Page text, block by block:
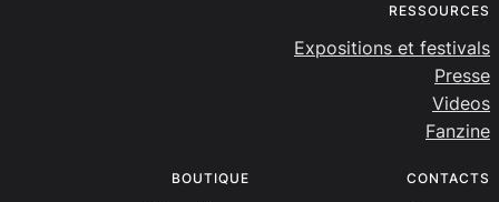
RESSOURCES
Expositions et festivals
Presse
Videos
Fanzine
BOUTIQUE CONTACTS